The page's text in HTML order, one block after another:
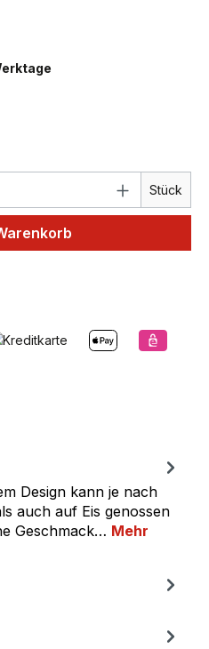
den Stück
Design kann je nach
auch auf Eis genossen
Geschmack… Mehr